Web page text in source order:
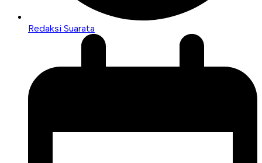
Redaksi Suarata